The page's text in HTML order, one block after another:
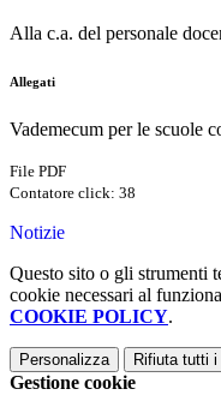
Alla c.a. del personale
Allegati
Vademecum per le scuole
File PDF
Contatore click: 38
Notizie
Questo sito o gli strumenti
cookie necessari al
COOKIE POLICY.
Personalizza Rifiuta tutti i
Gestione cookie